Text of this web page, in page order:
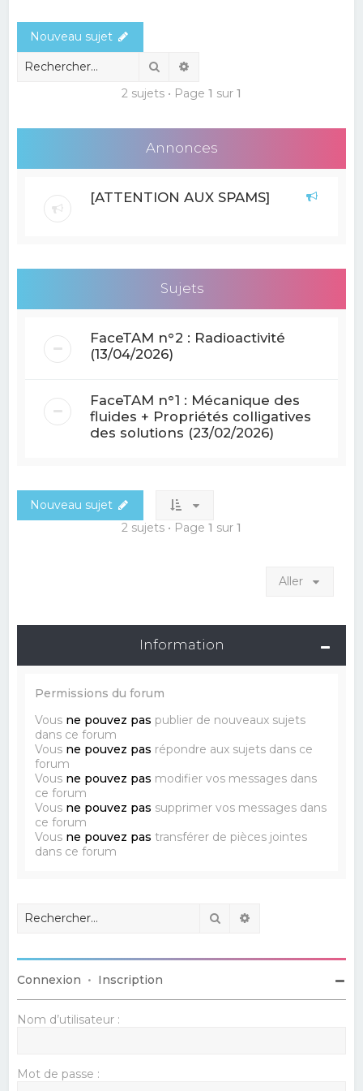
r
Nouveau sujet
Rechercher
2 sujets • Page 1 sur 1
Annonces
[ATTENTION AUX SPAMS]
Sujets
FaceTAM n°2 : Radioactivité
(13/04/2026)
FaceTAM n°1 : Mécanique des
fluides + Propriétés colligatives
des solutions (23/02/2026)
Nouveau sujet
2 sujets • Page 1 sur 1
Aller
Information
Permissions du forum
Vous ne pouvez pas publier de nouveaux sujets
dans ce forum
Vous ne pouvez pas répondre aux sujets dans ce
forum
Vous ne pouvez pas modifier vos messages dans
ce forum
Vous ne pouvez pas supprimer vos messages dans
ce forum
Vous ne pouvez pas transférer de pièces jointes
dans ce forum
Rechercher
Connexion • Inscription
Nom d’utilisateur :
Mot de passe :